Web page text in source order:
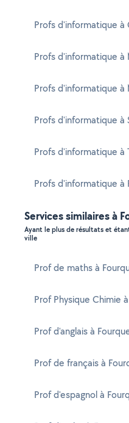
Profs d'informatique à
Profs d'informatique à
Profs d'informatique à
Profs d'informatique à
Profs d'informatique à
Profs d'informatique à
Services similaires à
Ayant le plus de résultats et
ville
Prof de maths à
Prof Physique Chimie
Prof d'anglais à
Prof de français à
Prof d'espagnol à